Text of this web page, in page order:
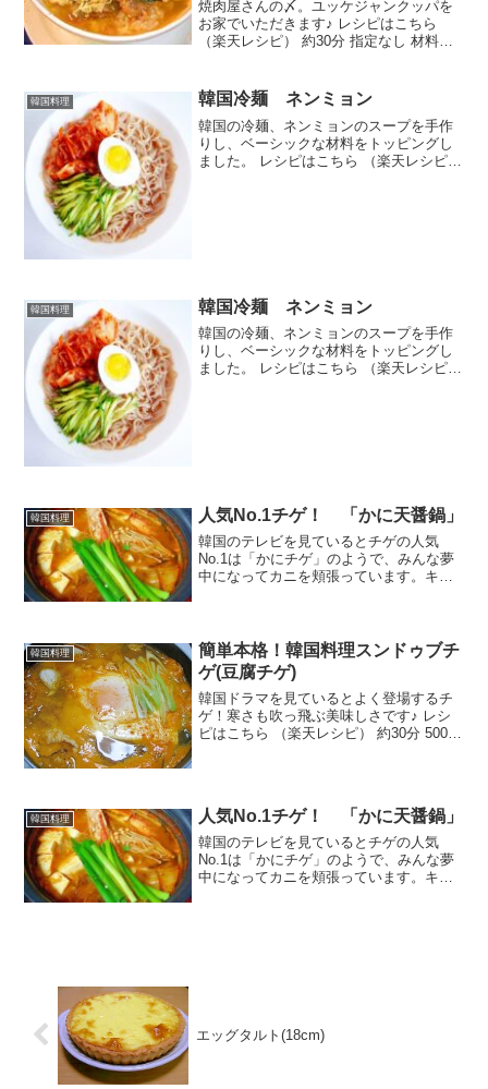
焼肉屋さんの〆。ユッケジャンクッパを
お家でいただきます♪ レシピはこちら
（楽天レシピ） 約30分 指定なし 材料牛
ュジャンビーフコンソメ (牛だしの素)水
小...
韓国料理 韓国冷麺 ネンミョン
韓国の冷麺、ネンミョンのスープを手作
りし、ベーシックな材料をトッピングし
ました。 レシピはこちら （楽天レシピ）
韓国料理 韓国冷麺 ネンミョン
韓国の冷麺、ネンミョンのスープを手作
りし、ベーシックな材料をトッピングし
ました。 レシピはこちら （楽天レシピ）
韓国料理 人気No.1チゲ！ 「かに天醤鍋」
韓国のテレビを見ているとチゲの人気
No.1は「かにチゲ」のようで、みんな夢
中になってカニを頬張っています。キム
豆腐白菜く...
韓国料理
簡単本格！韓国料理スンドゥブチ
ゲ(豆腐チゲ)
韓国ドラマを見ているとよく登場するチ
ゲ！寒さも吹っ飛ぶ美味しさです♪ レシ
ピはこちら （楽天レシピ） 約30分 500円
韓国料理 人気No.1チゲ！ 「かに天醤鍋」
韓国のテレビを見ているとチゲの人気
No.1は「かにチゲ」のようで、みんな夢
中になってカニを頬張っています。キム
エッグタルト(18cm)